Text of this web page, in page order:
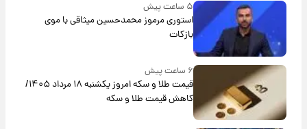
۵ ساعت پیش
استوری مرموز محمدحسین میثاقی با موی
بازکات
قیمت طلا و سکه امروز یکشنبه ۱۸ مرداد ۱۴۰۵/
کاهش قیمت طلا و سکه